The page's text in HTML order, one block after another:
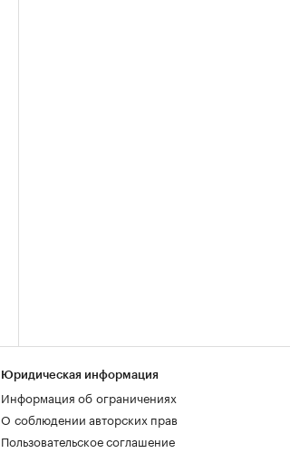
Юридическая информация
Информация об ограничениях
О соблюдении авторских прав
Пользовательское соглашение